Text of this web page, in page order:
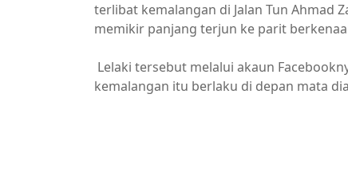
terlibat kemalangan di Jalan Tun Ahmad
memikir panjang terjun ke parit
Lelaki tersebut melalui akaun
kemalangan itu berlaku di depan mata